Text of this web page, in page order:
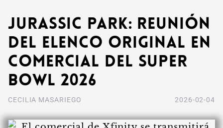
Jurassic Park: Reunión
del elenco original en
comercial del Super
Bowl 2026
CECILIA MASARIEGO 2026-02-04